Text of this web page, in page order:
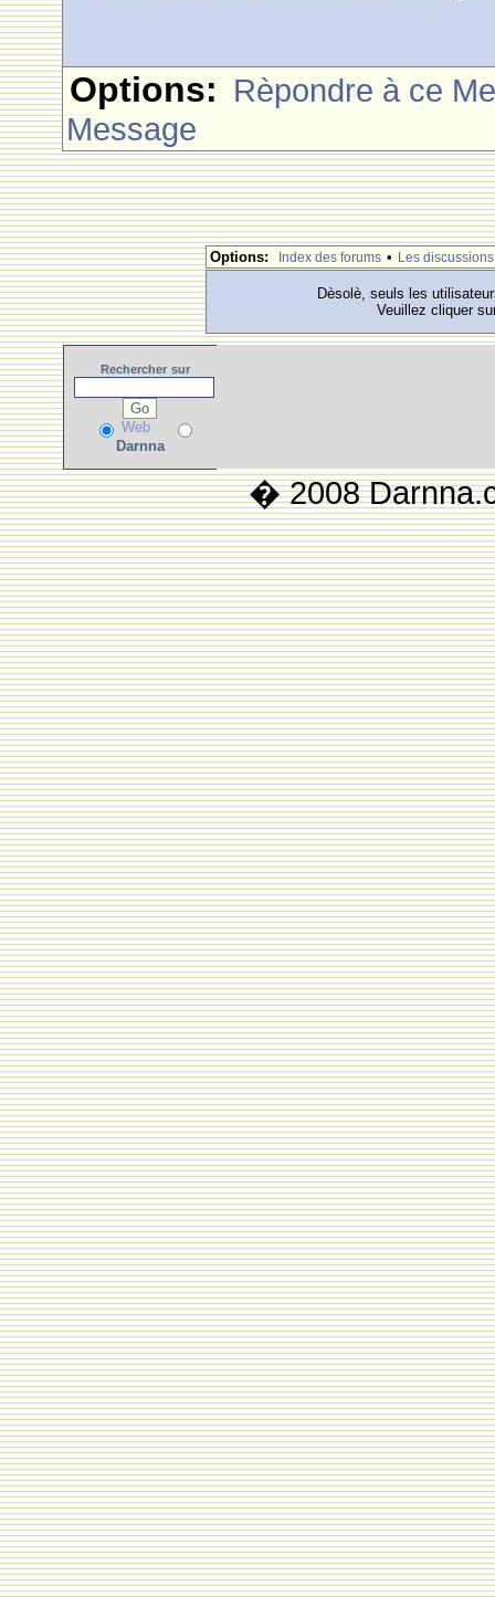
Options: Rèpondre à ce
Message
Options: Index des forums • Les discussions
Dèsolè, seuls les
Veuillez cliquer
Rechercher sur
Web
Darnna
� 2008